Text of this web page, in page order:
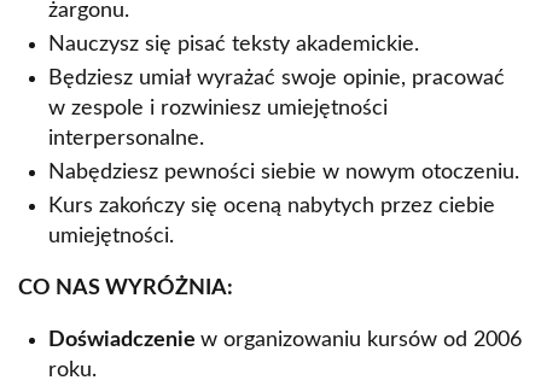
żargonu.
Nauczysz się pisać teksty akademickie.
Będziesz umiał wyrażać swoje opinie, pracować
w zespole i rozwiniesz umiejętności
interpersonalne.
Nabędziesz pewności siebie w nowym otoczeniu.
Kurs zakończy się oceną nabytych przez ciebie
umiejętności.
CO NAS WYRÓŻNIA:
Doświadczenie w organizowaniu kursów od 2006
roku.